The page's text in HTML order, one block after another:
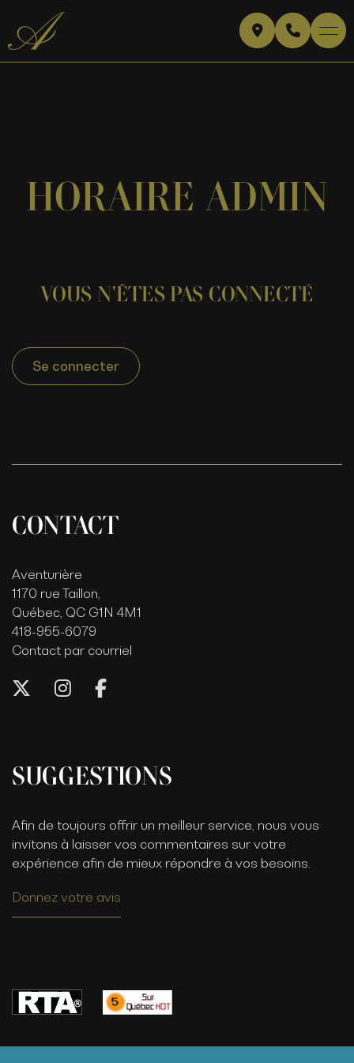
HORAIRE ADMIN
VOUS N'ÊTES PAS CONNECTÉ
Se connecter
CONTACT
Aventurière
1170 rue Taillon,
Québec, QC G1N 4M1
418-955-6079
Contact par courriel
SUGGESTIONS
Afin de toujours offrir un meilleur service, nous vous
invitons à laisser vos commentaires sur votre
expérience afin de mieux répondre à vos besoins.
Donnez votre avis